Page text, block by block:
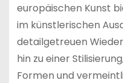
europäischen Kunst
im künstlerischen
detailgetreuen
hin zu einer
Formen und